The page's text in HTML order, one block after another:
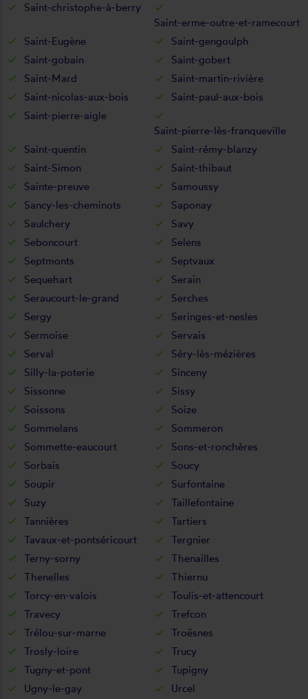
Saint-christophe-à-berry
Saint-erme-outre-et-ramecourt
Saint-Eugène
Saint-gengoulph
Saint-gobain
Saint-gobert
Saint-Mard
Saint-martin-rivière
Saint-nicolas-aux-bois
Saint-paul-aux-bois
Saint-pierre-aigle
Saint-pierre-lès-franqueville
Saint-quentin
Saint-rémy-blanzy
Saint-Simon
Saint-thibaut
Sainte-preuve
Samoussy
Sancy-les-cheminots
Saponay
Saulchery
Savy
Seboncourt
Selens
Septmonts
Septvaux
Sequehart
Serain
Seraucourt-le-grand
Serches
Sergy
Seringes-et-nesles
Sermoise
Servais
Serval
Séry-lès-mézières
Silly-la-poterie
Sinceny
Sissonne
Sissy
Soissons
Soize
Sommelans
Sommeron
Sommette-eaucourt
Sons-et-ronchères
Sorbais
Soucy
Soupir
Surfontaine
Suzy
Taillefontaine
Tannières
Tartiers
Tavaux-et-pontséricourt
Tergnier
Terny-sorny
Thenailles
Thenelles
Thiernu
Torcy-en-valois
Toulis-et-attencourt
Travecy
Trefcon
Trélou-sur-marne
Troësnes
Trosly-loire
Trucy
Tugny-et-pont
Tupigny
Ugny-le-gay
Urcel